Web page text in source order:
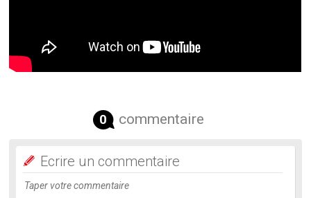
0 commentaire
Ecrire un commentaire